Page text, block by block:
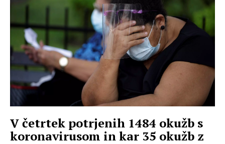
V četrtek potrjenih 1484 okužb s
koronavirusom in kar 35 okužb z